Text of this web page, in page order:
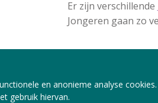
Er zijn verschillende
Jongeren gaan zo
DEEL DEZE PAGINA:
en anonieme analyse
gebruik hiervan.